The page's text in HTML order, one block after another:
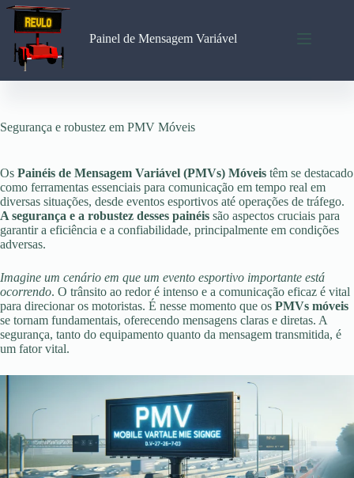
Pular
para
conteúdo
Painel de Mensagem Variável
Segurança e robustez em PMV Móveis
Os Painéis de Mensagem Variável (PMVs) Móveis têm se destacado
como ferramentas essenciais para comunicação em tempo real em
diversas situações, desde eventos esportivos até operações de tráfego.
A segurança e a robustez desses painéis são aspectos cruciais para
garantir a eficiência e a confiabilidade, principalmente em condições
adversas.
Imagine um cenário em que um evento esportivo importante está
ocorrendo. O trânsito ao redor é intenso e a comunicação eficaz é vital
para direcionar os motoristas. É nesse momento que os PMVs móveis
se tornam fundamentais, oferecendo mensagens claras e diretas. A
segurança, tanto do equipamento quanto da mensagem transmitida, é
um fator vital.